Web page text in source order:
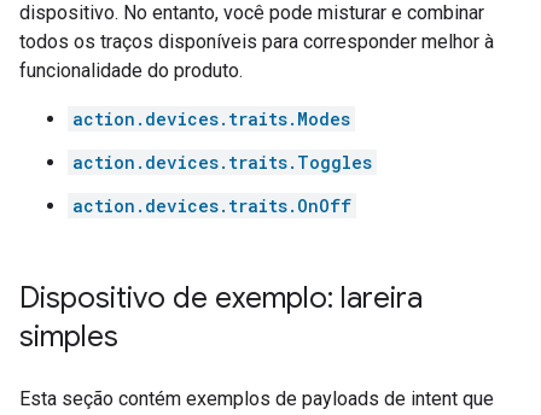
dispositivo. No entanto, você pode misturar e combinar
todos os traços disponíveis para corresponder melhor à
funcionalidade do produto.
action.devices.traits.Modes
action.devices.traits.Toggles
action.devices.traits.OnOff
Dispositivo de exemplo: lareira
simples
Esta seção contém exemplos de payloads de intent que